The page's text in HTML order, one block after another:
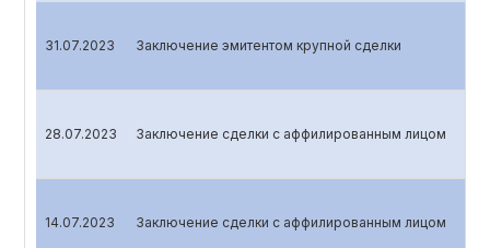
31.07.2023 Заключение эмитентом крупной сделки
28.07.2023 Заключение сделки с аффилированным лицом
14.07.2023 Заключение сделки с аффилированным лицом